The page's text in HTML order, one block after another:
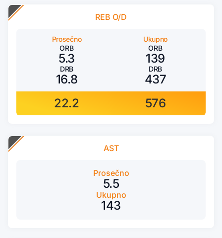
REB O/D
Prosečno
ORB
5.3
DRB
16.8
Ukupno
ORB
139
DRB
437
22.2
576
AST
Prosečno
5.5
Ukupno
143